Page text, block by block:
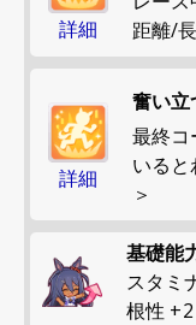
詳細
距離/
詳細
奮い立
最終コ
いる
＞
基礎能
スタミ
根性 +2